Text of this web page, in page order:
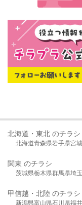
北海道・東北 のチラシ
北海道青森県岩手県宮
関東 のチラシ
茨城県栃木県群馬県埼
甲信越・北陸 のチラシ
新潟県富山県石川県福